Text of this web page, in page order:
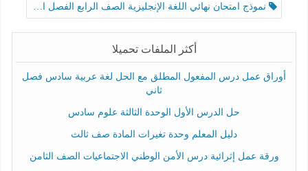
نموذج امتحان نهائي اللغة الإنجليزية الصف الرابع الفصل الثالث
أكثر الملفات تحميلا
أوراق عمل درس المفعول المطلق مع الحل لغة عربية سادس فصل
ثاني
حل الدرس الأول الوحدة الثالثة علوم سادس
دليل المعلم وحدة تغيرات المادة صف ثالث
ورقة عمل إثرائية درس الأمن الوطني الاجتماعيات الصف الثامن